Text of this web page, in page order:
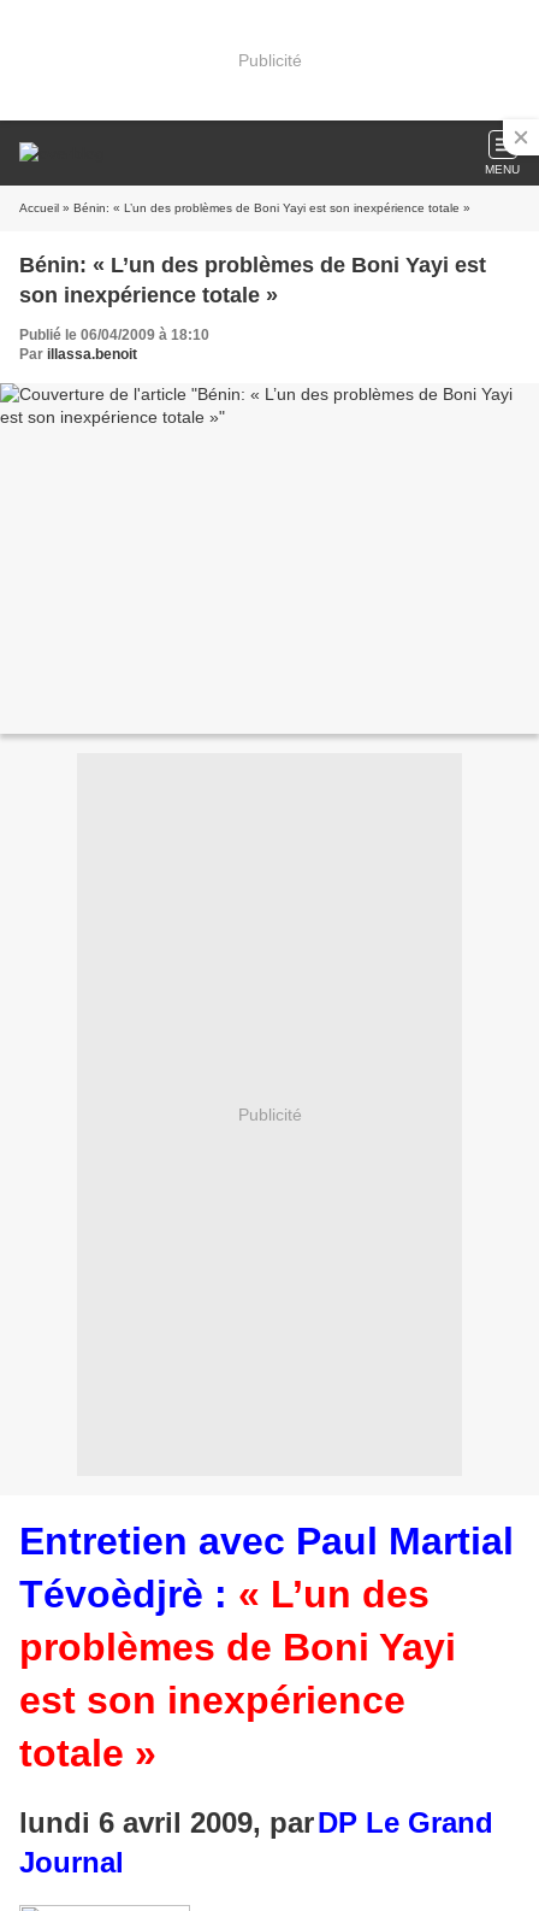
Publicité
MENU
Accueil » Bénin: « L’un des problèmes de Boni Yayi est son inexpérience totale »
Bénin: « L’un des problèmes de Boni Yayi est
son inexpérience totale »
Publié le 06/04/2009 à 18:10
Par illassa.benoit
Publicité
Entretien avec Paul Martial
Tévoèdjrè : « L’un des
problèmes de Boni Yayi
est son inexpérience
totale »
lundi 6 avril 2009, parDP Le Grand
Journal